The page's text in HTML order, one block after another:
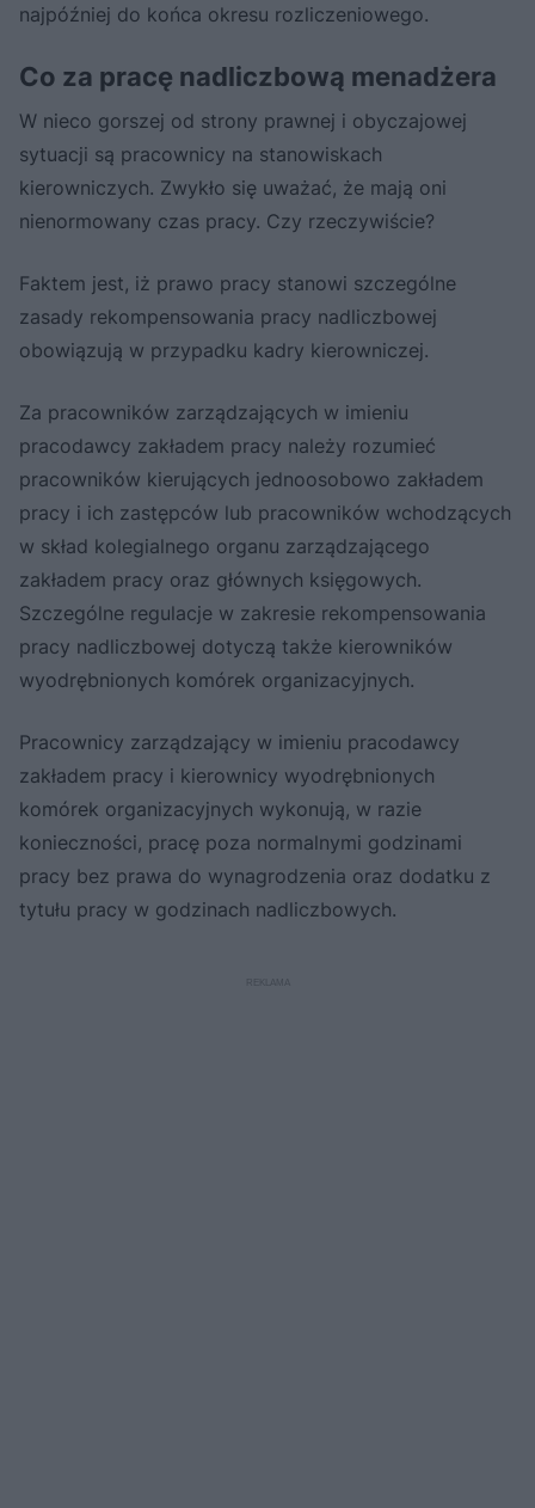
najpóźniej do końca okresu rozliczeniowego.
Co za pracę nadliczbową menadżera
W nieco gorszej od strony prawnej i obyczajowej
sytuacji są pracownicy na stanowiskach
kierowniczych. Zwykło się uważać, że mają oni
nienormowany czas pracy. Czy rzeczywiście?
Faktem jest, iż prawo pracy stanowi szczególne
zasady rekompensowania pracy nadliczbowej
obowiązują w przypadku kadry kierowniczej.
Za pracowników zarządzających w imieniu
pracodawcy zakładem pracy należy rozumieć
pracowników kierujących jednoosobowo zakładem
pracy i ich zastępców lub pracowników wchodzących
w skład kolegialnego organu zarządzającego
zakładem pracy oraz głównych księgowych.
Szczególne regulacje w zakresie rekompensowania
pracy nadliczbowej dotyczą także kierowników
wyodrębnionych komórek organizacyjnych.
Pracownicy zarządzający w imieniu pracodawcy
zakładem pracy i kierownicy wyodrębnionych
komórek organizacyjnych wykonują, w razie
konieczności, pracę poza normalnymi godzinami
pracy bez prawa do wynagrodzenia oraz dodatku z
tytułu pracy w godzinach nadliczbowych.